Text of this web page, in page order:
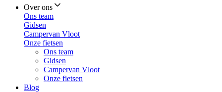
Over ons
Ons team
Gidsen
Campervan Vloot
Onze fietsen
Ons team
Gidsen
Campervan Vloot
Onze fietsen
Blog